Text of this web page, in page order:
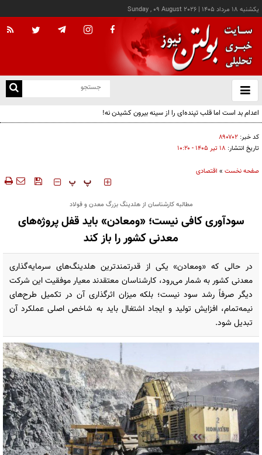
يکشنبه ۱۸ مرداد ۱۴۰۵ |
Sunday , 09 August 2026
باز
و
کد خبر: ۸۹۰۷۰۲
تاریخ انتشار: ۱۸ تير ۱۴۰۵ - ۱۰:۲۰
صفحه نخست » اقتصادی
‍‍‍ پ پ
مطالبه کارشناسان از هلدینگ بزرگ معدن و فولاد
سودآوری کافی نیست؛ «ومعادن» باید قفل پروژه‌های
معدنی کشور را باز کند
در حالی که «ومعادن» یکی از قدرتمندترین هلدینگ‌های سرمایه‌گذاری
معدنی کشور به شمار می‌رود، کارشناسان معتقدند معیار موفقیت این شرکت
دیگر صرفاً رشد سود نیست؛ بلکه میزان اثرگذاری آن در تکمیل طرح‌های
نیمه‌تمام، افزایش تولید و ایجاد اشتغال باید به شاخص اصلی عملکرد آن
تبدیل شود.